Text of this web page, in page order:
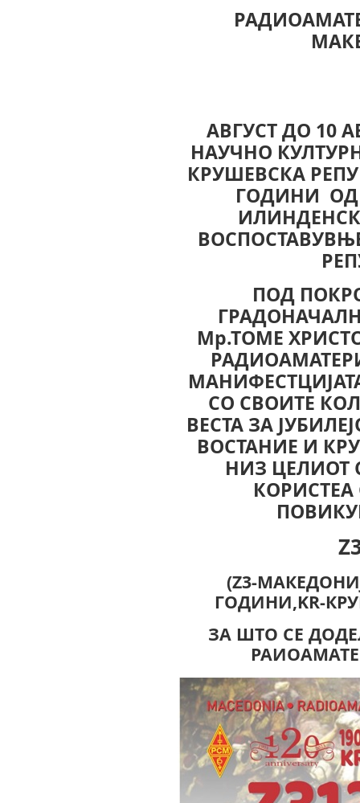
AВГУСТ ДО 10
НАУЧНО
КРУШЕВСКА
ГОДИНИ ОД
ПОД
Мр.ТОМЕ
СО СВОИТЕ
ВЕСТА ЗА
ВОСТАНИЕ И
НИЗ ЦЕЛИОТ
(Z3-
ГОДИНИ,KR-
ЗА ШТО СЕ